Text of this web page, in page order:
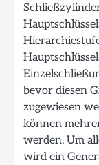
bevor diesen
zugewiesen
können
werden. Um
wird ein